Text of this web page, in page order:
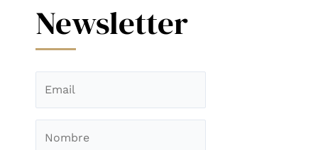
Newsletter